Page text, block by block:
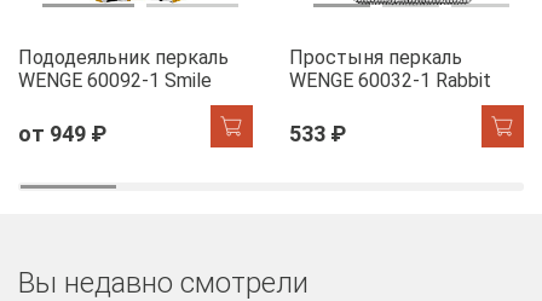
Пододеяльник перкаль
WENGE 60092-1 Smile
от 949 ₽
Простыня перкаль
WENGE 60032-1 Rabbit
533 ₽
Вы недавно смотрели